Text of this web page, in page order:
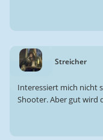
Streicher
Interessiert mich nicht
Shooter. Aber gut wird